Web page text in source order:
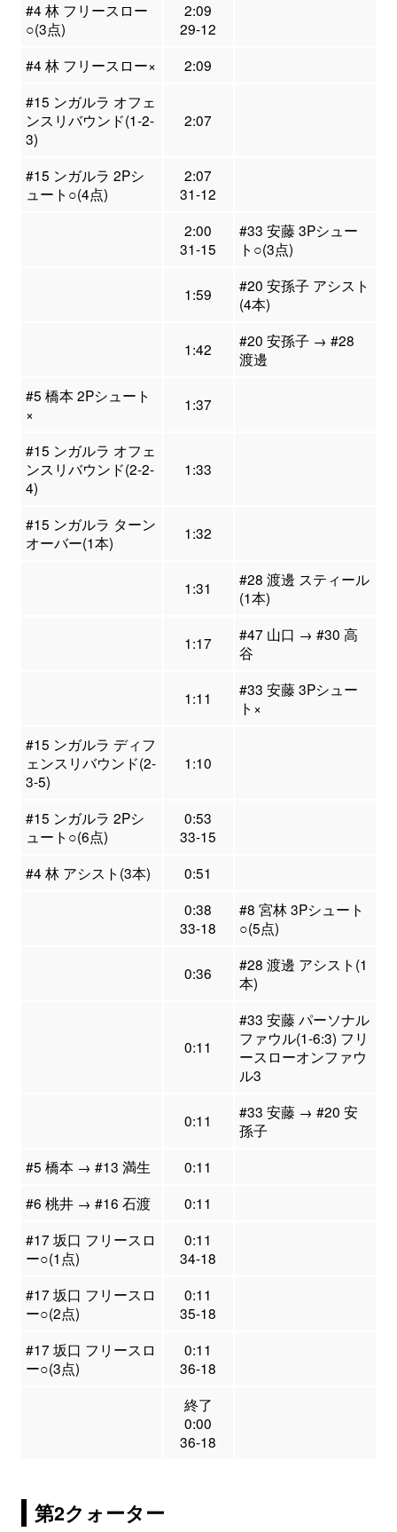
#4 林 フリースロー
○(3点)
2:09
29-12
#4 林 フリースロー×
2:09
#15 ンガルラ オフェ
ンスリバウンド(1-2-
3)
2:07
#15 ンガルラ 2Pシ
ュート○(4点)
2:07
31-12
2:00
31-15
#33 安藤 3Pシュー
ト○(3点)
1:59
#20 安孫子 アシスト
(4本)
1:42
#20 安孫子 → #28
渡邊
#5 橋本 2Pシュート
×
1:37
#15 ンガルラ オフェ
ンスリバウンド(2-2-
4)
1:33
#15 ンガルラ ターン
オーバー(1本)
1:32
1:31
#28 渡邊 スティール
(1本)
1:17
#47 山口 → #30 高
谷
1:11
#33 安藤 3Pシュー
ト×
#15 ンガルラ ディフ
ェンスリバウンド(2-
3-5)
1:10
#15 ンガルラ 2Pシ
ュート○(6点)
0:53
33-15
#4 林 アシスト(3本)
0:51
0:38
33-18
#8 宮林 3Pシュート
○(5点)
0:36
#28 渡邊 アシスト(1
本)
0:11
#33 安藤 パーソナル
ファウル(1-6:3) フリ
ースローオンファウ
ル3
0:11
#33 安藤 → #20 安
孫子
#5 橋本 → #13 満生
0:11
#6 桃井 → #16 石渡
0:11
#17 坂口 フリースロ
ー○(1点)
0:11
34-18
#17 坂口 フリースロ
ー○(2点)
0:11
35-18
#17 坂口 フリースロ
ー○(3点)
0:11
36-18
終了
0:00
36-18
第2クォーター